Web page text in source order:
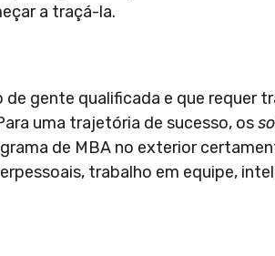
a traçá-la.
gente qualificada e que requer
uma trajetória de sucesso, os
de MBA no exterior
trabalho em equipe,